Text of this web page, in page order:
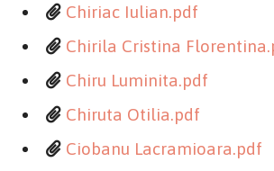
Chiriac Iulian.pdf
Chirila Cristina
Chiru Luminita.pdf
Chiruta Otilia.pdf
Ciobanu Lacramioara.pdf